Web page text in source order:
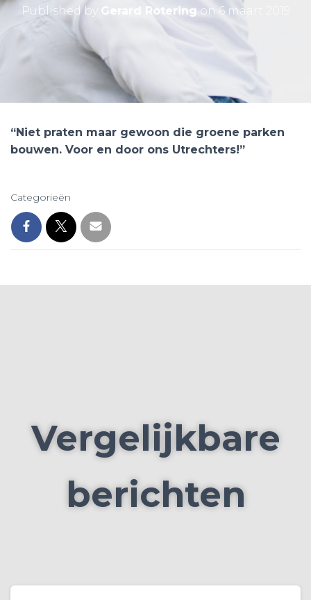
Published by Gerard Rotering on 6 maart 2019
“Niet praten maar gewoon die groene parken
bouwen. Voor en door ons Utrechters!”
Categorieën
Vergelijkbare
berichten